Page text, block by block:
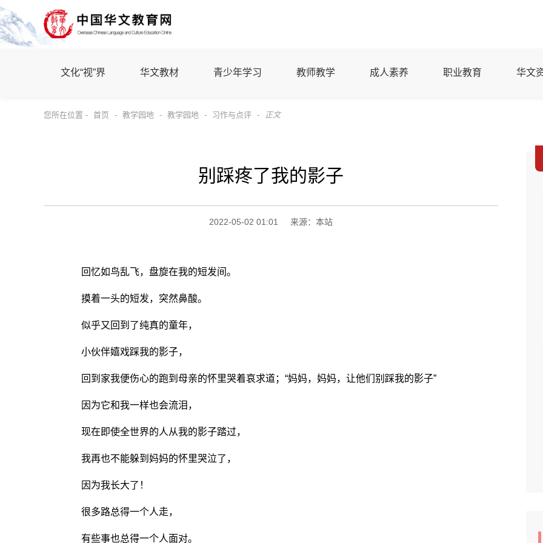
文化“视”界 华文教材 青少年学习 教师教学 成人素养 职业教育 华文
您所在位置 - 首页 - 教学园地 - 教学园地 - 习作与点评 - 正文
别踩疼了我的影子
2022-05-02 01:01 来源：本站
回忆如鸟乱飞，盘旋在我的短发间。
摸着一头的短发，突然鼻酸。
似乎又回到了纯真的童年，
小伙伴嬉戏踩我的影子，
回到家我便伤心的跑到母亲的怀里哭着哀求道；“妈妈，妈妈，让他们别踩我的影子”
因为它和我一样也会流泪，
现在即使全世界的人从我的影子踏过，
我再也不能躲到妈妈的怀里哭泣了，
因为我长大了！
很多路总得一个人走，
有些事也总得一个人面对。